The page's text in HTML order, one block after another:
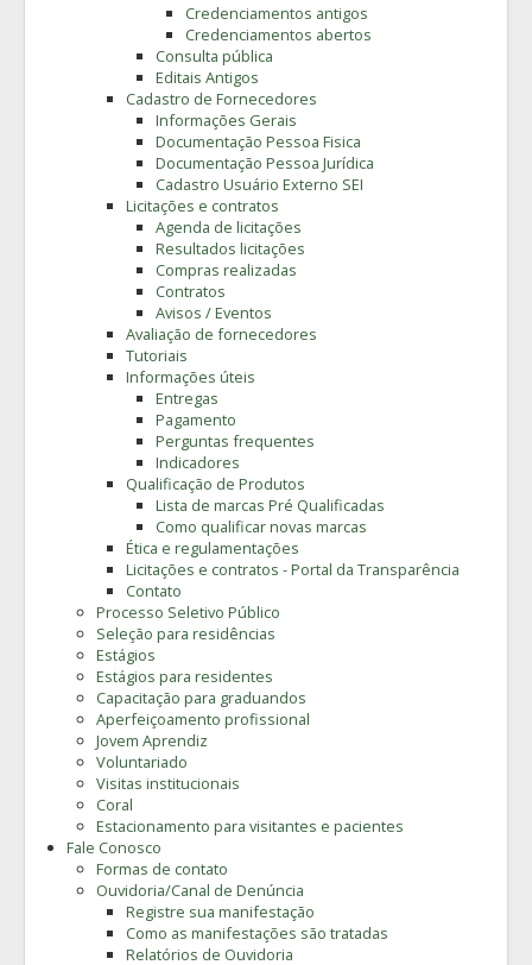
Credenciamentos antigos
Credenciamentos abertos
Consulta pública
Editais Antigos
Cadastro de Fornecedores
Informações Gerais
Documentação Pessoa Fisica
Documentação Pessoa Jurídica
Cadastro Usuário Externo SEI
Licitações e contratos
Agenda de licitações
Resultados licitações
Compras realizadas
Contratos
Avisos / Eventos
Avaliação de fornecedores
Tutoriais
Informações úteis
Entregas
Pagamento
Perguntas frequentes
Indicadores
Qualificação de Produtos
Lista de marcas Pré Qualificadas
Como qualificar novas marcas
Ética e regulamentações
Licitações e contratos - Portal da Transparência
Contato
Processo Seletivo Público
Seleção para residências
Estágios
Estágios para residentes
Capacitação para graduandos
Aperfeiçoamento profissional
Jovem Aprendiz
Voluntariado
Visitas institucionais
Coral
Estacionamento para visitantes e pacientes
Fale Conosco
Formas de contato
Ouvidoria/Canal de Denúncia
Registre sua manifestação
Como as manifestações são tratadas
Relatórios de Ouvidoria